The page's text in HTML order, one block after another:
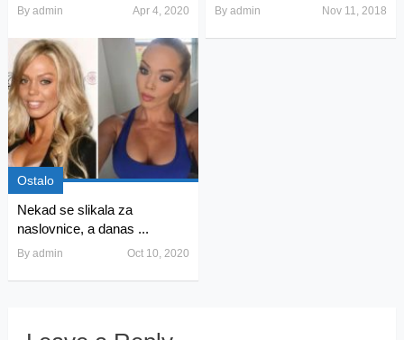
By admin Apr 4, 2020 Byadmin Nov 11, 2018
Ostalo
Nekad se slikala za
naslovnice, a danas ...
By admin Oct 10, 2020